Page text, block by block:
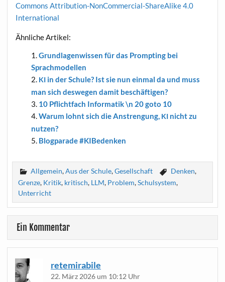
Com­mons Attri­bu­ti­on-Non­Com­mer­cial-ShareA­li­ke 4.0
International
Ähn­li­che Artikel:
Grund­la­gen­wis­sen für das Promp­ting bei
Sprachmodellen
KIin der Schu­le? Ist sie nun ein­mal da und muss
man sich des­we­gen damit beschäftigen?
10 Pflicht­fach Infor­ma­tik \n 20 goto 10
War­um lohnt sich die Anstren­gung, KInicht zu
nutzen?
Blog­pa­ra­de #KIBe­den­ken
Allgemein,Aus der Schule,Gesellschaft Denken,
Grenze, Kritik, kritisch, LLM, Problem,Schulsystem,
Unterricht
Ein Kommentar
retemirabile
22. März 2026 um 10:12 Uhr